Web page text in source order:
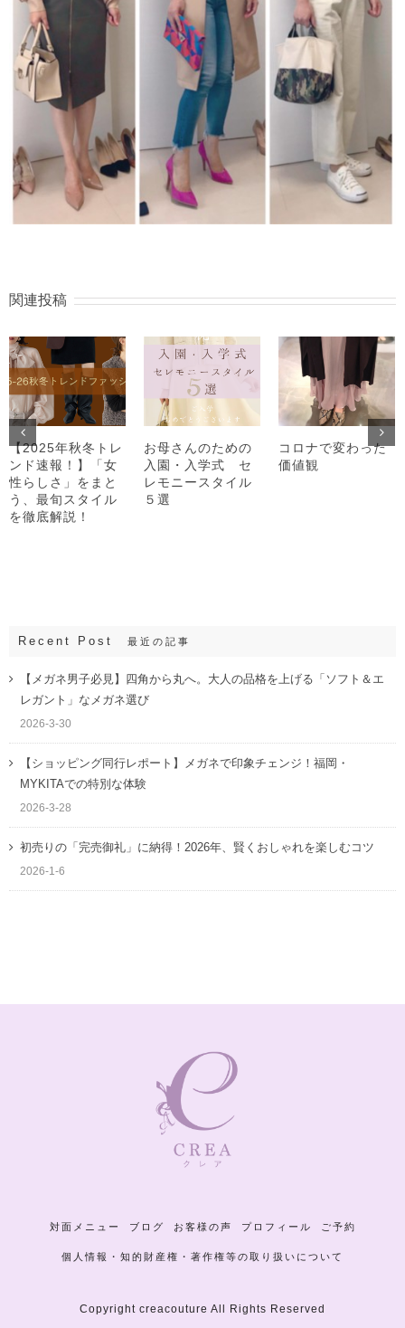
関連投稿
【2025年秋冬トレ
ンド速報！】「女
性らしさ」をまと
う、最旬スタイル
を徹底解説！
お母さんのための
入園・入学式 セ
レモニースタイル
５選
コロナで変わった
価値観
Recent Post 最近の記事
【メガネ男子必見】四角から丸へ。大人の品格を上げる「ソフト＆エ
レガント」なメガネ選び
2026-3-30
【ショッピング同行レポート】メガネで印象チェンジ！福岡・
MYKITAでの特別な体験
2026-3-28
初売りの「完売御礼」に納得！2026年、賢くおしゃれを楽しむコツ
2026-1-6
対面メニュー ブログ お客様の声 プロフィール ご予約
個人情報・知的財産権・著作権等の取り扱いについて
Copyright creacouture All Rights Reserved